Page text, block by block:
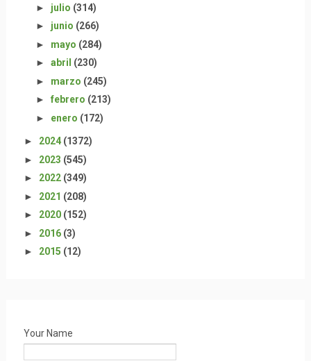
► julio (314)
► junio (266)
► mayo (284)
► abril (230)
► marzo (245)
► febrero (213)
► enero (172)
► 2024 (1372)
► 2023 (545)
► 2022 (349)
► 2021 (208)
► 2020 (152)
► 2016 (3)
► 2015 (12)
Your Name